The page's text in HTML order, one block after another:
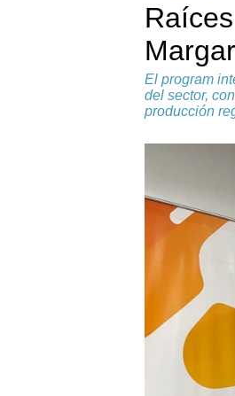
El program
del sector,
producción